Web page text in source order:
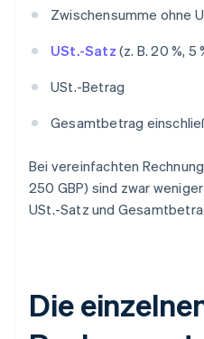
Zwischensumme ohne
USt.-Satz (z. B. 20 %, 5
USt.-Betrag
Gesamtbetrag
Bei vereinfachten
250 GBP) sind zwar
USt.-Satz und
Die